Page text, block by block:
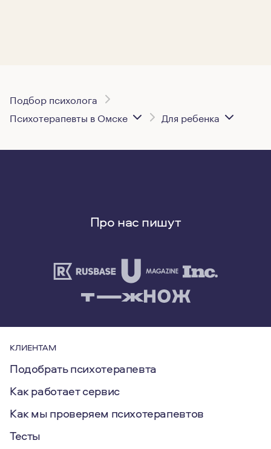
Подбор психолога
Психотерапевты в Омске
Для ребенка
Про нас пишут
КЛИЕНТАМ
Подобрать психотерапевта
Как работает сервис
Как мы проверяем психотерапевтов
Тесты